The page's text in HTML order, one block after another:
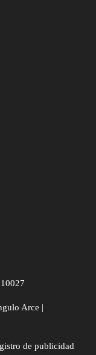
Arce |
de publicidad